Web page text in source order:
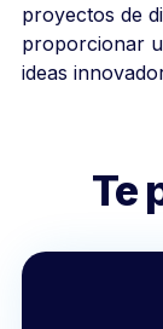
proyectos de
proporcionar
ideas
Te